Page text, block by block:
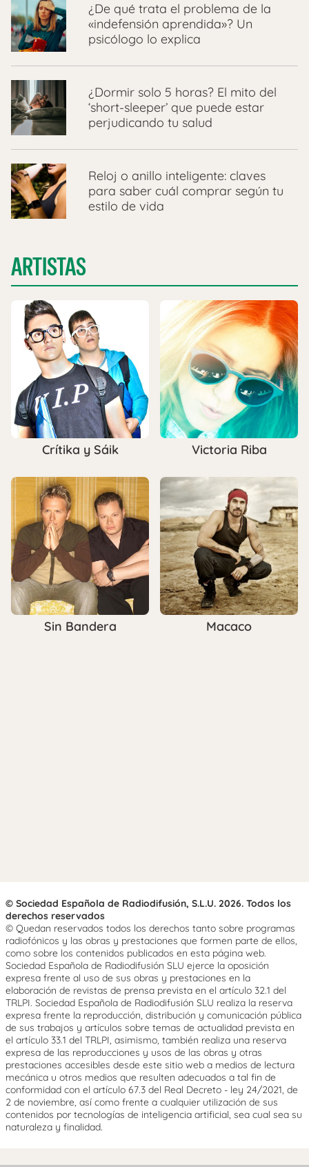
¿De qué trata el problema de la
«indefensión aprendida»? Un
psicólogo lo explica
¿Dormir solo 5 horas? El mito del
‘short-sleeper’ que puede estar
perjudicando tu salud
Reloj o anillo inteligente: claves
para saber cuál comprar según tu
estilo de vida
ARTISTAS
Crítika y Sáik Victoria Riba
Sin Bandera Macaco
© Sociedad Española de Radiodifusión, S.L.U. 2026. Todos los
derechos reservados
© Quedan reservados todos los derechos tanto sobre programas
radiofónicos y las obras y prestaciones que formen parte de ellos,
como sobre los contenidos publicados en esta página web.
Sociedad Española de Radiodifusión SLU ejerce la oposición
expresa frente al uso de sus obras y prestaciones en la
elaboración de revistas de prensa prevista en el artículo 32.1 del
TRLPI. Sociedad Española de Radiodifusión SLU realiza la reserva
expresa frente la reproducción, distribución y comunicación pública
de sus trabajos y artículos sobre temas de actualidad prevista en
el artículo 33.1 del TRLPI, asimismo, también realiza una reserva
expresa de las reproducciones y usos de las obras y otras
prestaciones accesibles desde este sitio web a medios de lectura
mecánica u otros medios que resulten adecuados a tal fin de
conformidad con el artículo 67.3 del Real Decreto - ley 24/2021, de
2 de noviembre, así como frente a cualquier utilización de sus
contenidos por tecnologías de inteligencia artificial, sea cual sea su
naturaleza y finalidad.